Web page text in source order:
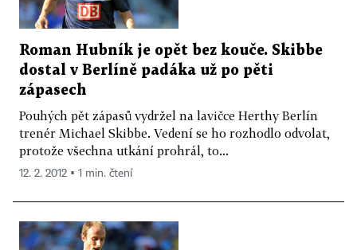
Roman Hubník je opět bez kouče. Skibbe
dostal v Berlíně padáka už po pěti
zápasech
Pouhých pět zápasů vydržel na lavičce Herthy Berlín
trenér Michael Skibbe. Vedení se ho rozhodlo odvolat,
protože všechna utkání prohrál, to...
12. 2. 2012 ▪ 1 min. čtení